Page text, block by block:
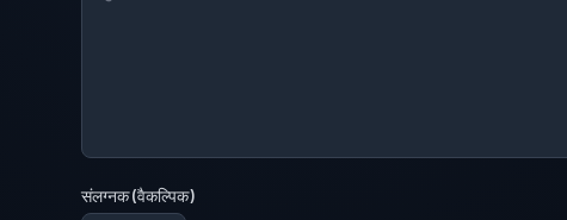
संलग्नक(वैकल्पिक)